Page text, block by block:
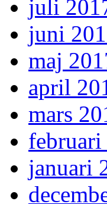
juli
juni
maj
april
mars
februari
januari